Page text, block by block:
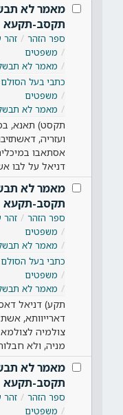
מאמר לא
תקסב-תקעא
ספר הזהר זהר
משפטים
מאמר לא
כתבי בעל הסולם
משפטים
מאמר לא
תקסט) תאנא,
ועזריה,
אסתאבו
דניאל על לבו
מאמר לא
תקסב-תקעא
ספר הזהר זהר
משפטים
מאמר לא
כתבי בעל הסולם
משפטים
מאמר לא
תקע) דניאל
דארייוותא,
צולמיה
מניה, ולא
מאמר לא
תקסב-תקעא
ספר הזהר זהר
משפטים